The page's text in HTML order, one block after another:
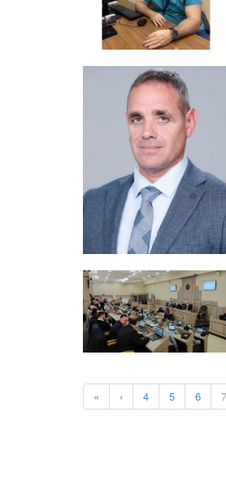
« ‹ 4 5 6 7